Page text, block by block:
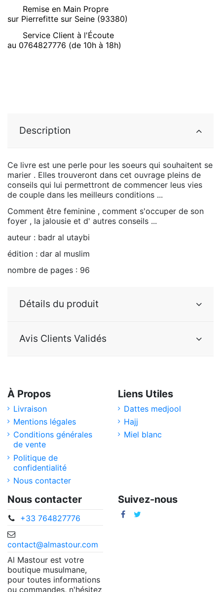
Remise en Main Propre
sur Pierrefitte sur Seine (93380)
Service Client à l'Écoute
au 0764827776 (de 10h à 18h)
Description
Ce livre est une perle pour les soeurs qui souhaitent se
marier . Elles trouveront dans cet ouvrage pleins de
conseils qui lui permettront de commencer leus vies
de couple dans les meilleurs conditions ...
Comment être feminine , comment s'occuper de son
foyer , la jalousie et d' autres conseils ...
auteur : badr al utaybi
édition : dar al muslim
nombre de pages : 96
Détails du produit
Avis Clients Validés
À Propos
Livraison
Mentions légales
Conditions générales
de vente
Politique de
confidentialité
Nous contacter
Liens Utiles
Dattes medjool
Hajj
Miel blanc
Nous contacter
+33 764827776
contact@almastour.com
Al Mastour est votre
boutique musulmane,
pour toutes informations
ou commandes, n'hésitez
Suivez-nous